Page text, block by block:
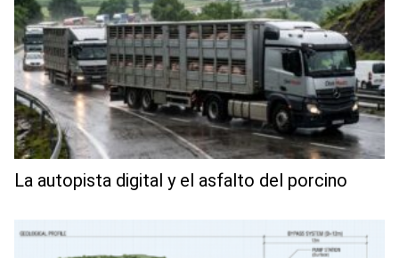
La autopista digital y el asfalto del porcino